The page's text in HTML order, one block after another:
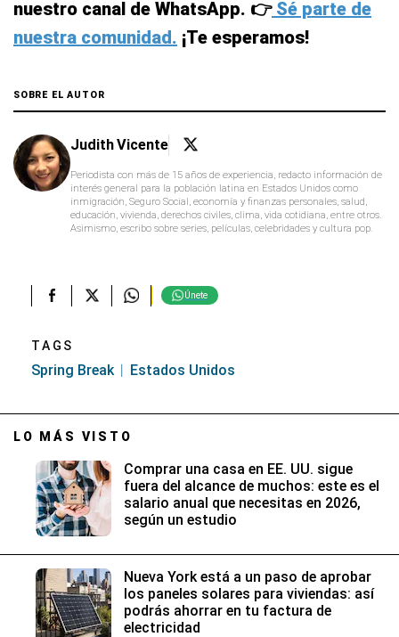
nuestro canal de WhatsApp. 👉Sé parte de
nuestra comunidad. ¡Te esperamos!
SOBRE EL AUTOR
Judith Vicente
Periodista con más de 15 años de experiencia, redacto información de
interés general para la población latina en Estados Unidos como
inmigración, Seguro Social, economía y finanzas personales, salud,
educación, vivienda, derechos civiles, clima, vida cotidiana, entre otros.
Asimismo, escribo sobre series, películas, celebridades y cultura pop.
Únete
TAGS
Spring Break Estados Unidos
LO MÁS VISTO
Comprar una casa en EE. UU. sigue
fuera del alcance de muchos: este es el
salario anual que necesitas en 2026,
según un estudio
Nueva York está a un paso de aprobar
los paneles solares para viviendas: así
podrás ahorrar en tu factura de
electricidad